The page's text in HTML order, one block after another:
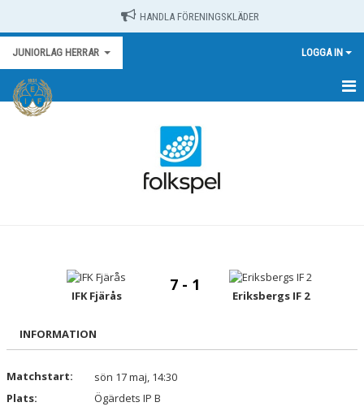
HANDLA FÖRENINGSKLÄDER
JUNIORLAG HERRAR LOGGA IN
HEM
DOKUMENT
IFK Fjärås
7 - 1
Eriksbergs IF 2
INFORMATION
Matchstart:
sön 17 maj, 14:30
Plats:
Ögärdets IP B